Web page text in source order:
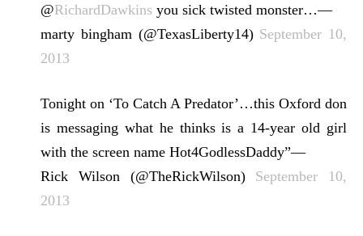
@RichardDawkins you sick twisted monster…—
marty bingham (@TexasLiberty14) September 10,
2013
Tonight on ‘To Catch A Predator’…this Oxford don
is messaging what he thinks is a 14-year old girl
with the screen name Hot4GodlessDaddy”—
Rick Wilson (@TheRickWilson) September 10,
2013